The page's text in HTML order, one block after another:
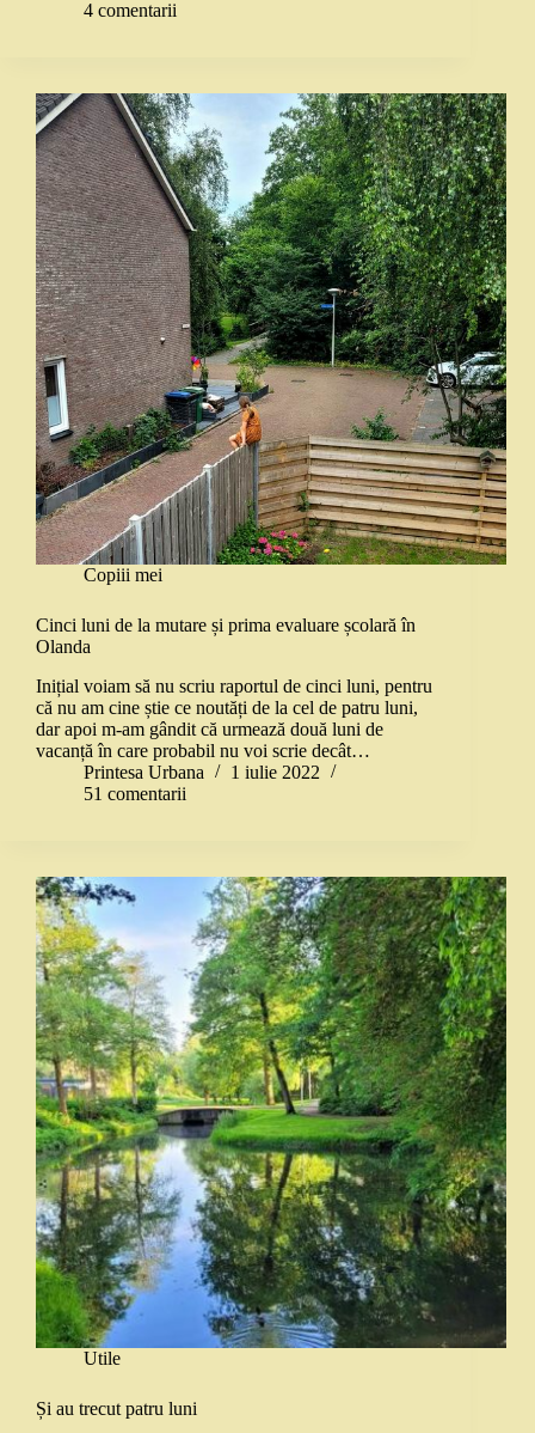
4 comentarii
Copiii mei
Cinci luni de la mutare și prima evaluare școlară în
Olanda
Inițial voiam să nu scriu raportul de cinci luni, pentru
că nu am cine știe ce noutăți de la cel de patru luni,
dar apoi m-am gândit că urmează două luni de
vacanță în care probabil nu voi scrie decât…
Printesa Urbana
1 iulie 2022
51 comentarii
Utile
Și au trecut patru luni